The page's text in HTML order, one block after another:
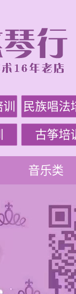
民族唱法
古筝培
音乐类